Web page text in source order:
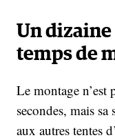
Un
temps de
Le montage n’est
secondes, mais
aux autres tentes